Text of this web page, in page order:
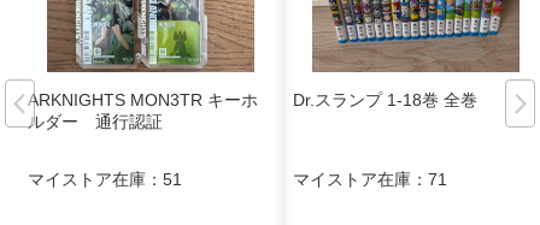
ARKNIGHTS MON3TR キーホ
ルダー 通行認証
マイストア在庫： 51
Dr.スランプ 1-18巻 全巻
マイストア在庫： 71